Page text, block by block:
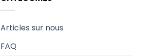
Articles sur nous
FAQ